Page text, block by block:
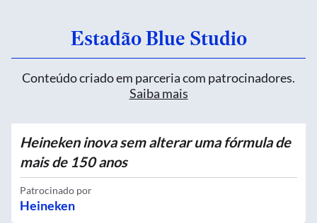
Estadão Blue Studio
Conteúdo criado em parceria com patrocinadores.
Saiba mais
Heineken inova sem alterar uma fórmula de
mais de 150 anos
Patrocinado por
Heineken